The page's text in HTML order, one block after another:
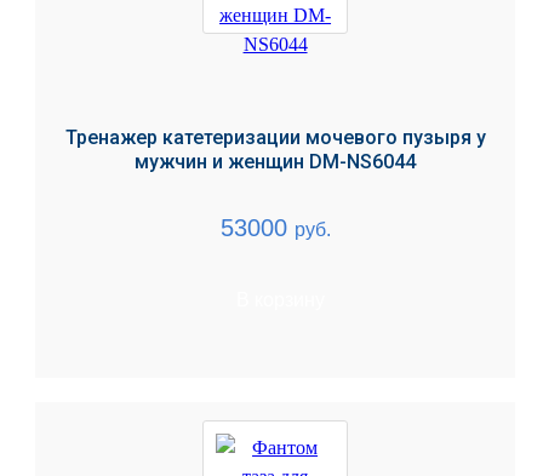
Тренажер катетеризации мочевого пузыря у
мужчин и женщин DM-NS6044
53000 руб.